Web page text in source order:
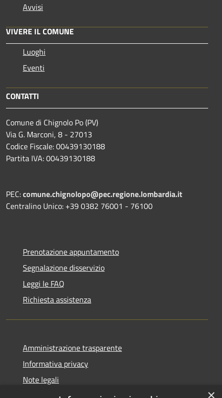
Avvisi
VIVERE IL COMUNE
Luoghi
Eventi
CONTATTI
Comune di Chignolo Po (PV)
Via G. Marconi, 8 - 27013
Codice Fiscale: 00439130188
Partita IVA: 00439130188
PEC:comune.chignolopo@pec.regione.lombardia.it
Centralino Unico: +39 0382 76001 - 76100
Prenotazione appuntamento
Segnalazione disservizio
Leggi le FAQ
Richiesta assistenza
Amministrazione trasparente
Informativa privacy
Note legali
Dichiarazione di accessibilità